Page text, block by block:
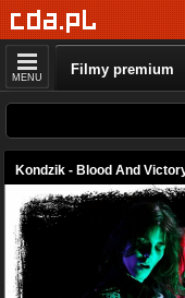
MENU Filmy premium
Kondzik - Blood And